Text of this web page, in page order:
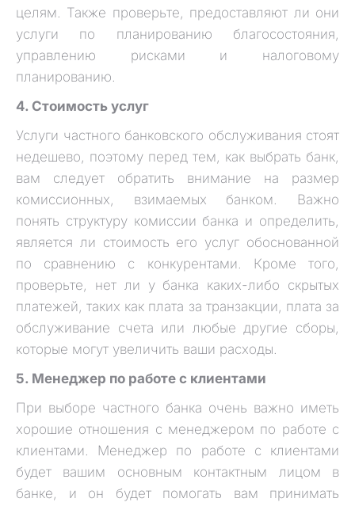
целям. Также проверьте, предоставляют ли они
услуги по планированию благосостояния,
управлению рисками и налоговому
планированию.
4. Стоимость услуг
Услуги частного банковского обслуживания стоят
недешево, поэтому перед тем, как выбрать банк,
вам следует обратить внимание на размер
комиссионных, взимаемых банком. Важно
понять структуру комиссии банка и определить,
является ли стоимость его услуг обоснованной
по сравнению с конкурентами. Кроме того,
проверьте, нет ли у банка каких-либо скрытых
платежей, таких как плата за транзакции, плата за
обслуживание счета или любые другие сборы,
которые могут увеличить ваши расходы.
5. Менеджер по работе с клиентами
При выборе частного банка очень важно иметь
хорошие отношения с менеджером по работе с
клиентами. Менеджер по работе с клиентами
будет вашим основным контактным лицом в
банке, и он будет помогать вам принимать